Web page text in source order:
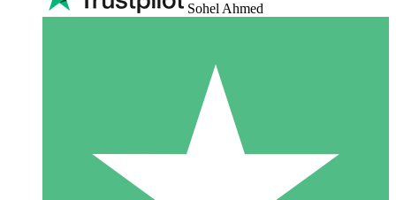
Sohel Ahmed